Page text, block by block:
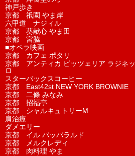
神戸歩き
京都 祇園 やま岸
六甲道 ナジィル
京都 葵献心 やま田
京都 宮脇
■オペラ映画
京都 カフェ ポタリ
京都 アンティカ ピッツェリア ラジネッ
ロ
スターバックスコーヒー
京都 East42st NEW YORK BROWNIE
京都 二條 みなみ
京都 招福亭
京都 シャルキュトリーM
肩治療
ダメエリー
京都 イル パッパラルド
京都 メルクレディ
京都 肉料理 やま